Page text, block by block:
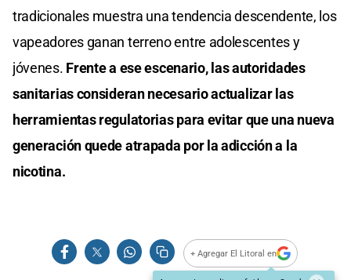
tradicionales muestra una tendencia descendente, los
vapeadores ganan terreno entre adolescentes y
jóvenes. Frente a ese escenario, las autoridades
sanitarias consideran necesario actualizar las
herramientas regulatorias para evitar que una nueva
generación quede atrapada por la adicción a la
nicotina.
+ Agregar El Litoral en